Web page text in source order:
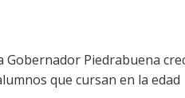
Gobernador Piedrabuena
que cursan en la edad